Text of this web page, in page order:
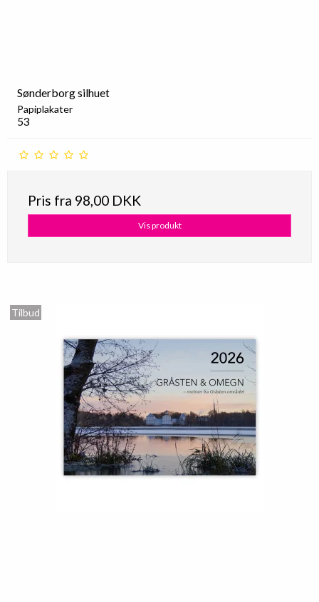
Sønderborg silhuet
Papiplakater
53
Pris fra 98,00 DKK
Vis produkt
Tilbud